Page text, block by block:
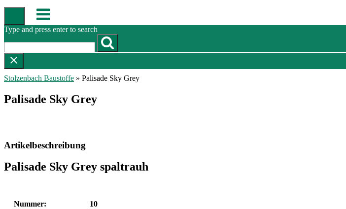
Skip
content
Menu
Type and press enter to search
Stolzenbach Baustoffe » Palisade Sky Grey
Palisade Sky Grey
Artikelbeschreibung
Palisade Sky Grey spaltrauh
Nummer:
10